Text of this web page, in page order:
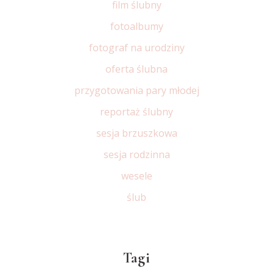
film ślubny
fotoalbumy
fotograf na urodziny
oferta ślubna
przygotowania pary młodej
reportaż ślubny
sesja brzuszkowa
sesja rodzinna
wesele
ślub
Tagi